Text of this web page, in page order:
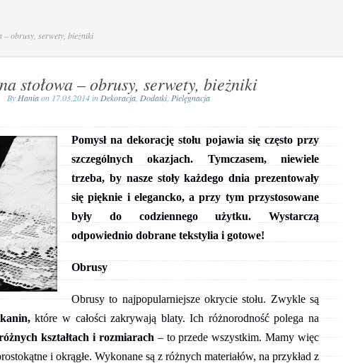
– obrusy, serwety, bieżniki
stołowa – obrusy, serwety, bieżniki
By Haniaon 17.03.2014 in Dekoracja Dodatki, Pielęgnacja
Pomysł na dekorację stołu pojawia się często przy
szczególnych okazjach. Tymczasem, niewiele
trzeba, by nasze stoły każdego dnia prezentowały
się pięknie i elegancko, a przy tym przystosowane
były do codziennego użytku. Wystarczą
odpowiednio dobrane tekstylia i gotowe!
Obrusy
Obrusy to najpopularniejsze okrycie stołu. Zwykle są
które w całości zakrywają blaty. Ich różnorodność polega na
kształtach i rozmiarach – to przede wszystkim. Mamy więc
i okrągłe. Wykonane są z różnych materiałów, na przykład z